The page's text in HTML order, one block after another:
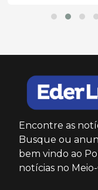
Encontre as
Busque ou
bem vindo ao
notícias no